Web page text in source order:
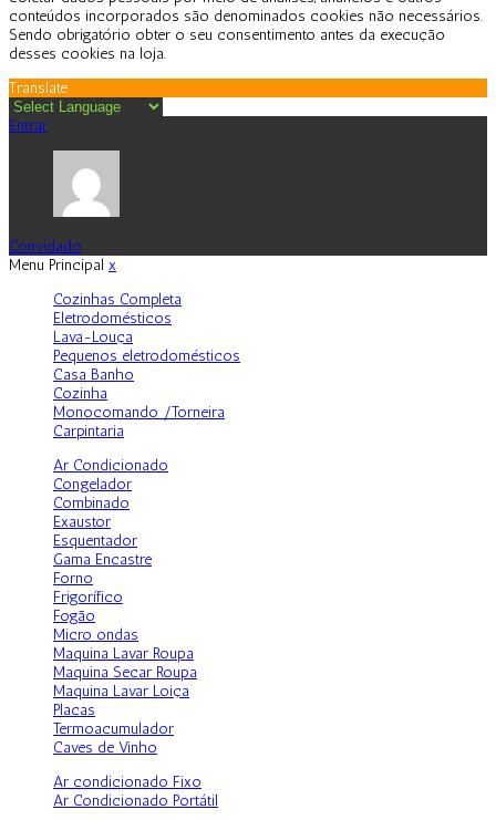
conteúdos incorporados são denominados cookies não necessários.
Sendo obrigatório obter o seu consentimento antes da execução
desses cookies na loja.
Translate
Entrar
Convidado
Menu Principalx
Cozinhas Completa
Eletrodomésticos
Lava-Louça
Pequenos eletrodomésticos
Casa Banho
Cozinha
Monocomando /Torneira
Carpintaria
Ar Condicionado
Congelador
Combinado
Exaustor
Esquentador
Gama Encastre
Forno
Frigorífico
Fogão
Micro ondas
Maquina Lavar Roupa
Maquina Secar Roupa
Maquina Lavar Loiça
Placas
Termoacumulador
Caves de Vinho
Ar condicionado Fixo
Ar Condicionado Portátil